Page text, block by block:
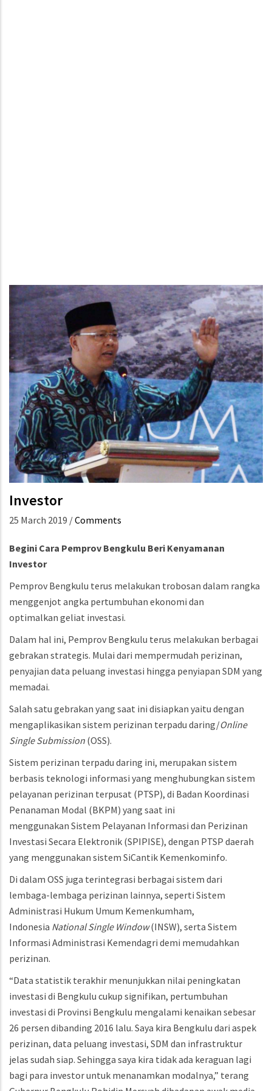
Investor
25 March 2019 /Comments
Begini Cara Pemprov Bengkulu Beri Kenyamanan
Investor
Pemprov Bengkulu terus melakukan trobosan dalam rangka
menggenjot angka pertumbuhan ekonomi dan
optimalkan geliat investasi.
Dalam hal ini, Pemprov Bengkulu terus melakukan berbagai
gebrakan strategis. Mulai dari mempermudah perizinan,
penyajian data peluang investasi hingga penyiapan SDM yang
memadai.
Salah satu gebrakan yang saat ini disiapkan yaitu dengan
mengaplikasikan sistem perizinan terpadu daring/Online
Single Submission (OSS).
Sistem perizinan terpadu daring ini, merupakan sistem
berbasis teknologi informasi yang menghubungkan sistem
pelayanan perizinan terpusat (PTSP), di Badan Koordinasi
Penanaman Modal (BKPM) yang saat ini
menggunakan Sistem Pelayanan Informasi dan Perizinan
Investasi Secara Elektronik (SPIPISE), dengan PTSP daerah
yang menggunakan sistem SiCantik Kemenkominfo.
Di dalam OSS juga terintegrasi berbagai sistem dari
lembaga-lembaga perizinan lainnya, seperti Sistem
Administrasi Hukum Umum Kemenkumham,
Indonesia National Single Window(INSW), serta Sistem
Informasi Administrasi Kemendagri demi memudahkan
perizinan.
“Data statistik terakhir menunjukkan nilai peningkatan
investasi di Bengkulu cukup signifikan, pertumbuhan
investasi di Provinsi Bengkulu mengalami kenaikan sebesar
26 persen dibanding 2016 lalu. Saya kira Bengkulu dari aspek
perizinan, data peluang investasi, SDM dan infrastruktur
jelas sudah siap. Sehingga saya kira tidak ada keraguan lagi
bagi para investor untuk menanamkan modalnya,” terang